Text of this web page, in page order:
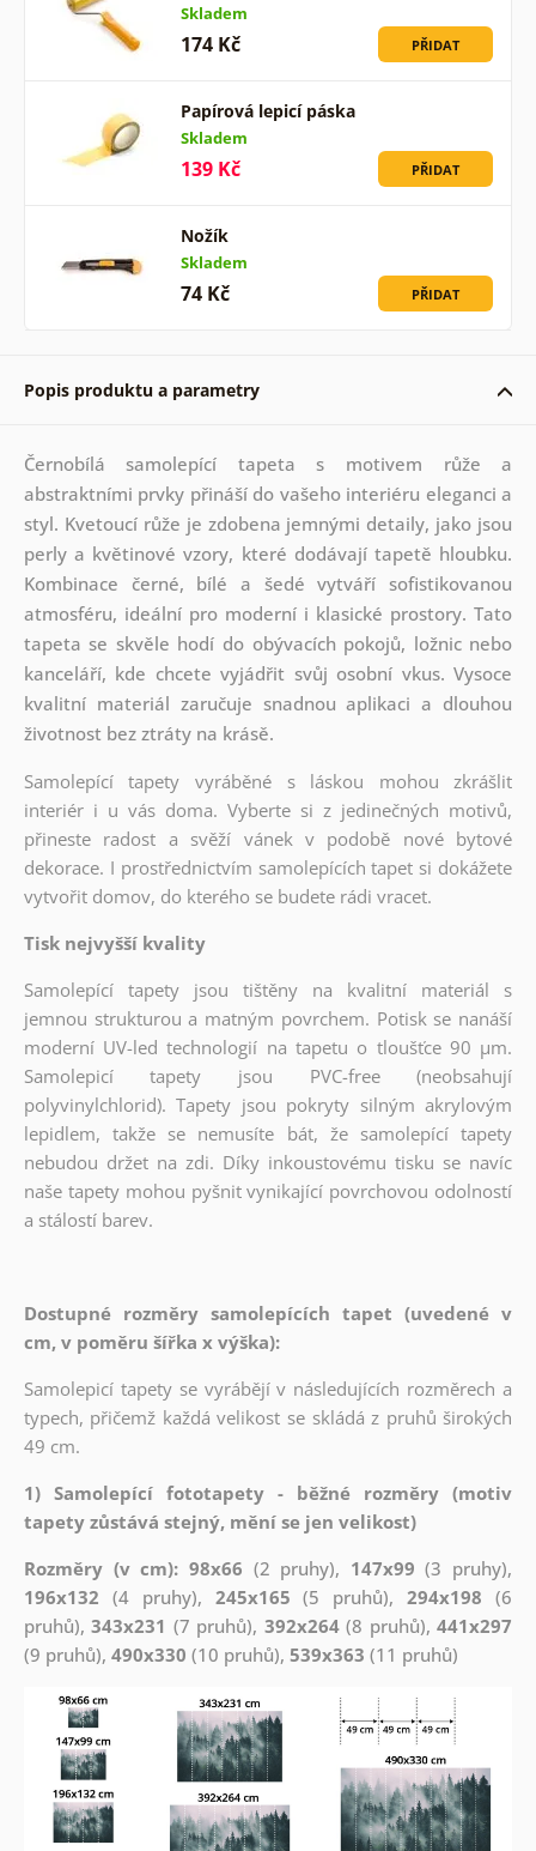
Skladem
174 Kč PŘIDAT
Papírová lepicí páska
Skladem
139 Kč PŘIDAT
Nožík
Skladem
74 Kč PŘIDAT
Popis produktu a parametry
Černobílá samolepící tapeta s motivem růže a
abstraktními prvky přináší do vašeho interiéru eleganci a
styl. Kvetoucí růže je zdobena jemnými detaily, jako jsou
perly a květinové vzory, které dodávají tapetě hloubku.
Kombinace černé, bílé a šedé vytváří sofistikovanou
atmosféru, ideální pro moderní i klasické prostory. Tato
tapeta se skvěle hodí do obývacích pokojů, ložnic nebo
kanceláří, kde chcete vyjádřit svůj osobní vkus. Vysoce
kvalitní materiál zaručuje snadnou aplikaci a dlouhou
životnost bez ztráty na krásě.
Samolepící tapety vyráběné s láskou mohou zkrášlit
interiér i u vás doma. Vyberte si z jedinečných motivů,
přineste radost a svěží vánek v podobě nové bytové
dekorace. I prostřednictvím samolepících tapet si dokážete
vytvořit domov, do kterého se budete rádi vracet.
Tisk nejvyšší kvality
Samolepící tapety jsou tištěny na kvalitní materiál s
jemnou strukturou a matným povrchem. Potisk se nanáší
moderní UV-led technologií na tapetu o tloušťce 90 µm.
Samolepicí tapety jsou PVC-free (neobsahují
polyvinylchlorid). Tapety jsou pokryty silným akrylovým
lepidlem, takže se nemusíte bát, že samolepící tapety
nebudou držet na zdi. Díky inkoustovému tisku se navíc
naše tapety mohou pyšnit vynikající povrchovou odolností
a stálostí barev.
Dostupné rozměry samolepících tapet (uvedené v
cm, v poměru šířka x výška):
Samolepicí tapety se vyrábějí v následujících rozměrech a
typech, přičemž každá velikost se skládá z pruhů širokých
49 cm.
1) Samolepící fototapety - běžné rozměry (motiv
tapety zůstává stejný, mění se jen velikost)
Rozměry (v cm): 98x66 (2 pruhy), 147x99 (3 pruhy),
196x132 (4 pruhy), 245x165 (5 pruhů),294x198 (6
pruhů),343x231 (7 pruhů), 392x264(8 pruhů),441x297
(9 pruhů), 490x330 (10 pruhů), 539x363 (11 pruhů)